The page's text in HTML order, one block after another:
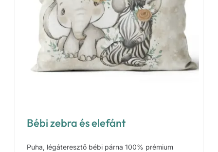
Bébi zebra és elefánt
Puha, légáteresztő bébi párna 100% prémium